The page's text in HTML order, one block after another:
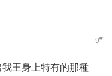
9#
我王身上特有的那種